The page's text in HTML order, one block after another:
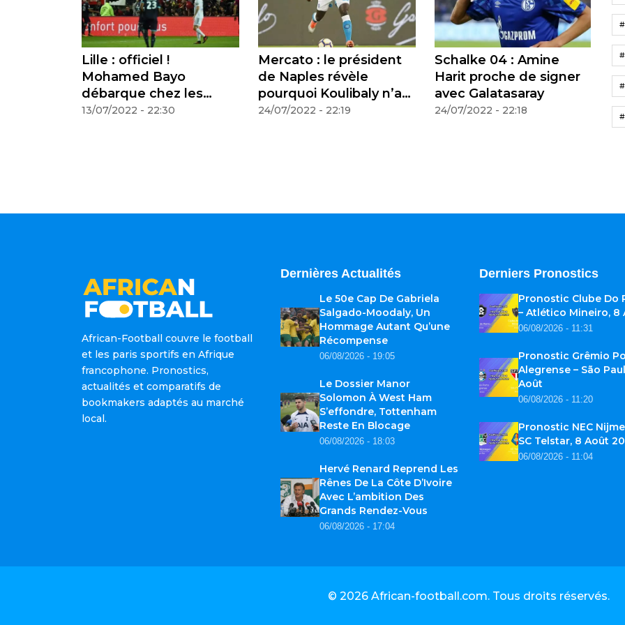
Lille : officiel !
Mohamed Bayo
débarque chez les
dogues
13/07/2022 - 22:30
Mercato : le président
de Naples révèle
pourquoi Koulibaly n’a
pas rejoint Barcelone
24/07/2022 - 22:19
Schalke 04 : Amine
Harit proche de signer
avec Galatasaray
24/07/2022 - 22:18
African-Football couvre le football
et les paris sportifs en Afrique
francophone. Pronostics,
actualités et comparatifs de
bookmakers adaptés au marché
local.
Dernières Actualités
Le 50e Cap De Gabriela
Salgado-Moodaly, Un
Hommage Autant Qu’une
Récompense
06/08/2026 - 19:05
Le Dossier Manor
Solomon À West Ham
S’effondre, Tottenham
Reste En Blocage
06/08/2026 - 18:03
Hervé Renard Reprend Les
Rênes De La Côte D’Ivoire
Avec L’ambition Des
Grands Rendez-Vous
06/08/2026 - 17:04
Derniers Pronostics
Pronostic Clube Do
– Atlético Mineiro, 8
06/08/2026 - 11:31
Pronostic Grêmio
Alegrense – São
Août
06/08/2026 - 11:20
Pronostic NEC
SC Telstar, 8 Août
06/08/2026 - 11:04
© 2026 African-football.com. Tous droits réservés.